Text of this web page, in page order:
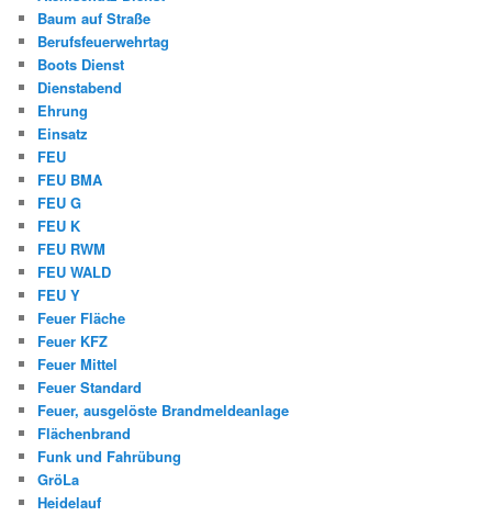
Baum auf Straße
Berufsfeuerwehrtag
Boots Dienst
Dienstabend
Ehrung
Einsatz
FEU
FEU BMA
FEU G
FEU K
FEU RWM
FEU WALD
FEU Y
Feuer Fläche
Feuer KFZ
Feuer Mittel
Feuer Standard
Feuer, ausgelöste Brandmeldeanlage
Flächenbrand
Funk und Fahrübung
GröLa
Heidelauf